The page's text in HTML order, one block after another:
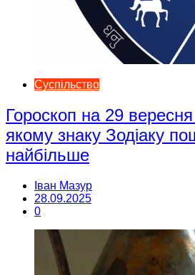
Суспільство
Гороскоп на 29
якому знаку Зодіаку
найбільше
Іван Мазур
28.09.2025
0